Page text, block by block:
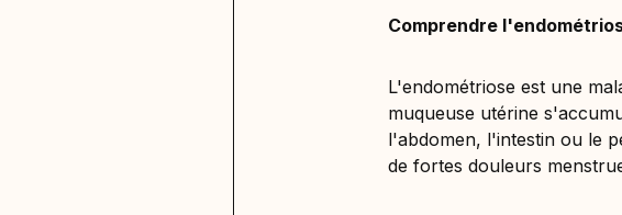
Comprendre
L'endométriose est une
muqueuse utérine
l'abdomen, l'intestin ou le
de fortes douleurs